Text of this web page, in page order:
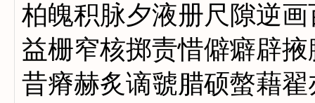
柏魄积脉夕液册尺隙逆
益栅窄核掷责惜僻癖辟
昔瘠赫炙谪虢腊硕螫藉